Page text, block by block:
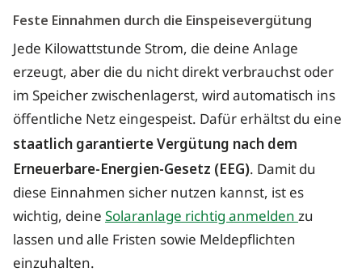
Feste Einnahmen durch die Einspeisevergütung
Jede Kilowattstunde Strom, die deine Anlage
erzeugt, aber die du nicht direkt verbrauchst oder
im Speicher zwischenlagerst, wird automatisch ins
öffentliche Netz eingespeist. Dafür erhältst du eine
staatlich garantierte Vergütung nach dem
Erneuerbare-Energien-Gesetz (EEG). Damit du
diese Einnahmen sicher nutzen kannst, ist es
wichtig, deineSolaranlage richtig anmeldenzu
lassen und alle Fristen sowie Meldepflichten
einzuhalten.